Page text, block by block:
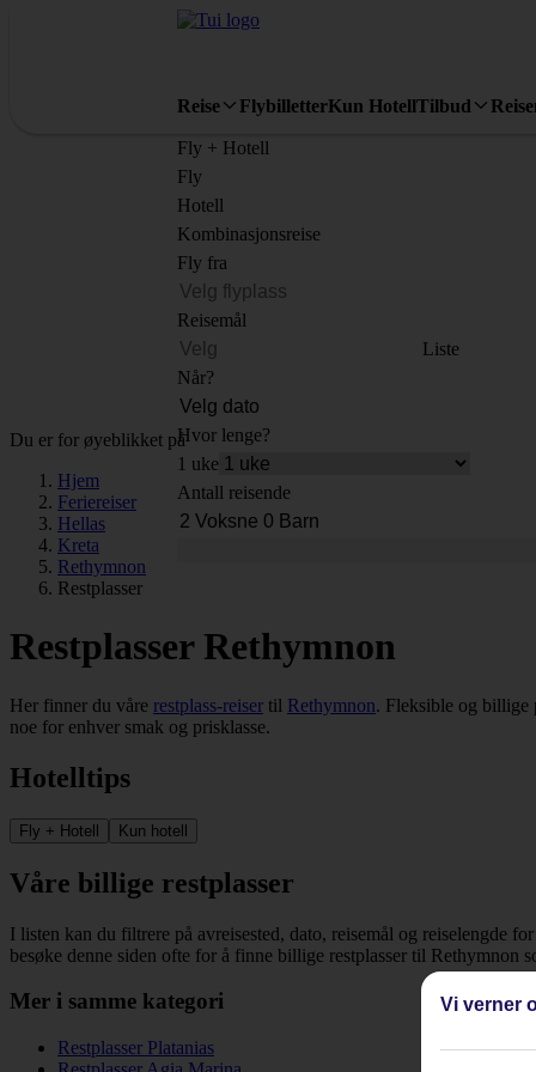
Reise FlybilletterKun HotellTilbud
Fly + Hotell
Fly
Hotell
Kombinasjonsreise
Fly fra
Reisemål
Liste
Når?
Hvor lenge?
1 uke
Antall reisende
Du er for øyeblikket på
Hjem
Feriereiser
Hellas
Kreta
Rethymnon
Restplasser
Restplasser Rethymnon
Her finner du våre restplass-reiser til Rethymnon. Fleksible og billige
noe for enhver smak og prisklasse.
Hotelltips
Fly + Hotell Kun hotell
Våre billige restplasser
I listen kan du filtrere på avreisested, dato, reisemål og reiselengde
besøke denne siden ofte for å finne billige restplasser til Rethymnon
Mer i samme kategori
Restplasser Platanias
Vi verner